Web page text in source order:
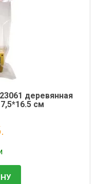
деревянная
см